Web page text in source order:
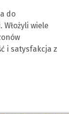
do
wiele
i satysfakcja z